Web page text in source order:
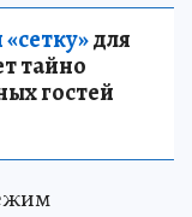
для
тайно
гостей